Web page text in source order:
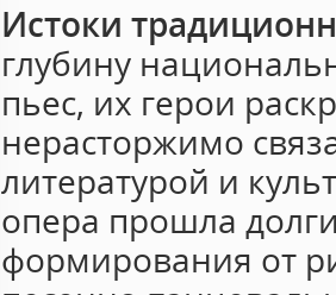
Истоки
глубину
пьес, их герои
нерасторжимо
литературой и
опера прошла
формирования от